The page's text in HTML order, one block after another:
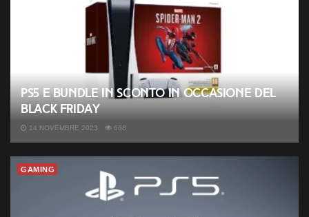
PS5 e bundle in sconto in occasione del
Black Friday
14 NOVEMBRE 2023 668
GAMING